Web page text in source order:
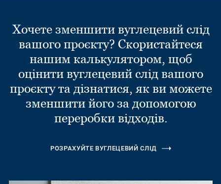
Хочете зменшити вуглецевий слід
вашого проєкту? Скористайтеся
нашим калькулятором, щоб
оцінити вуглецевий слід вашого
проєкту та дізнатися, як ви можете
зменшити його за допомогою
переробки відходів.
РОЗРАХУЙТЕ ВУГЛЕЦЕВИЙ СЛІД